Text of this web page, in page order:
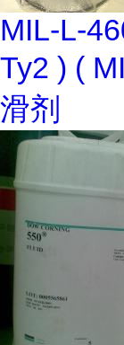
MIL-L-
Ty2 ) (
滑剂